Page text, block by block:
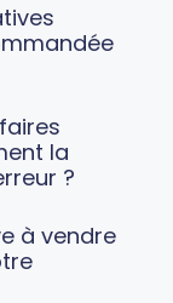
la
?
à vendre